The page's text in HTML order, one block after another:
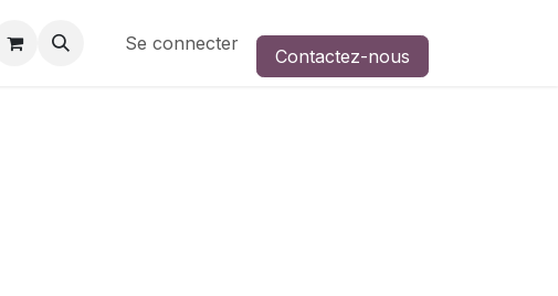
Se connecter
Contactez-nous